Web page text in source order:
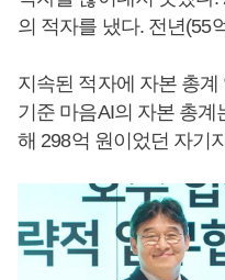
의 적자를 냈다. 전년(55
지속된 적자에 자본 총
기준 마음AI의 자본 총계
해 298억 원이었던 자기